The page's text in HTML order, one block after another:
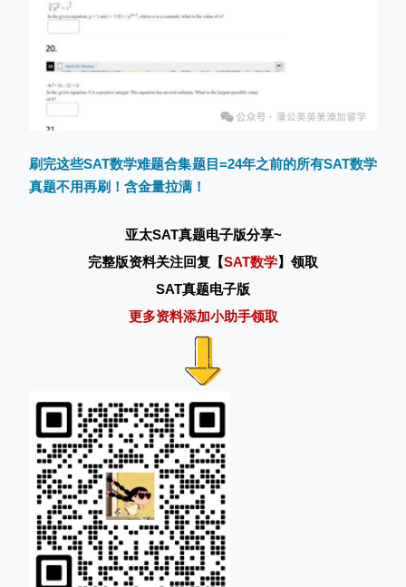
刷完这些SAT数学难题合集题目=24年之前的所有SAT数学
真题不用再刷！含金量拉满！
亚太SAT真题电子版分享~
完整版资料关注回复【SAT数学】领取
SAT真题电子版
更多资料添加小助手领取